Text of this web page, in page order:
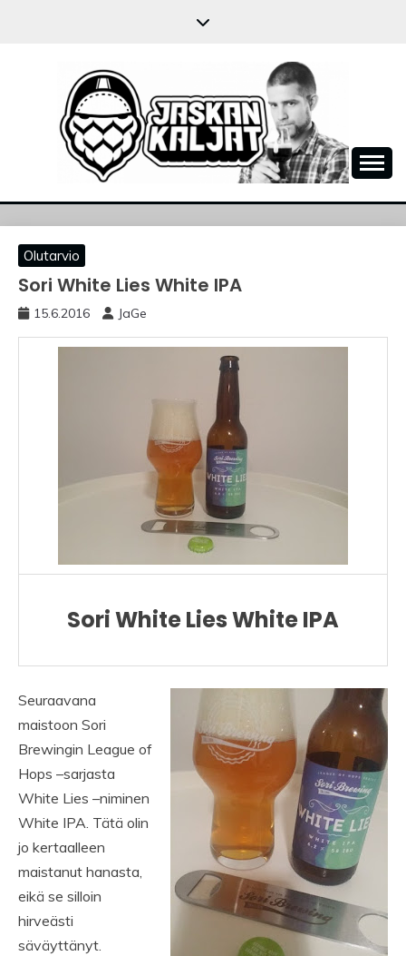
JASKANKALJAT
Olutarvio
Sori White Lies White IPA
15.6.2016 JaGe
Sori White Lies White IPA
Seuraavana
maistoon Sori
Brewingin League of
Hops –sarjasta
White Lies –niminen
White IPA. Tätä olin
jo kertaalleen
maistanut hanasta,
eikä se silloin
hirveästi
säväyttänyt.